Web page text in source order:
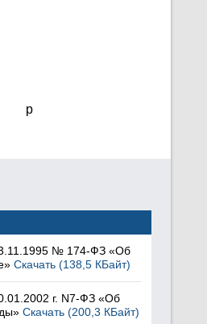
p
№ 174-ФЗ «Об
Скачать (138,5 КБайт)
г. N7-ФЗ «Об
Скачать (200,3 КБайт)